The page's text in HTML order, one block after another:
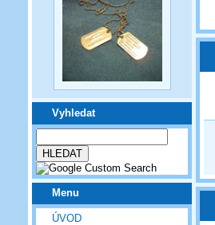
Vyhledat
Menu
ÚVOD